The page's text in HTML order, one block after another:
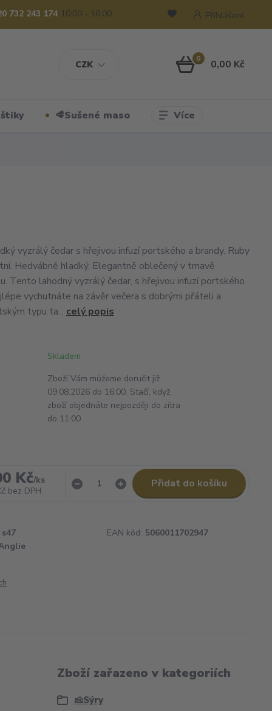
CZK
Přihlášení
732 243 174 10:00 - 16:00
0 0,00 Kč
🥩Sušené maso Více
vyzrálý čedar s hřejivou infuzí portského a brandy. Ruby
Hedvábně hladký. Elegantně oblečený v tmavě
Tento lahodný vyzrálý čedar, s hřejivou infuzí portského
vychutnáte na závěr večera s dobrými přáteli a
typu ta... celý popis
Skladem
Zboží Vám můžeme doručit již
09.08.2026 do 16:00. Stačí, když
zboží objednáte nejpozději do zítra
do 11:00
Kč/ks
bez DPH
Přidat do košíku
s47 EAN kód: 5060011702947
Zboží zařazeno v kategoriích
🧀Sýry